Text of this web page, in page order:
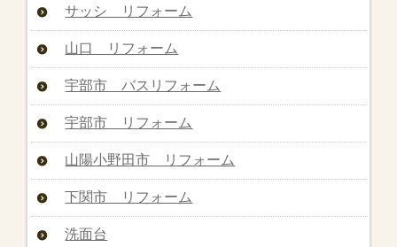
サッシ リフォーム
山口 リフォーム
宇部市 バスリフォーム
宇部市 リフォーム
山陽小野田市 リフォーム
下関市 リフォーム
洗面台